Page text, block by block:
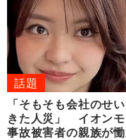
話題
「そもそも会社のせ
きた人災」 イオン
事故被害者の親族が